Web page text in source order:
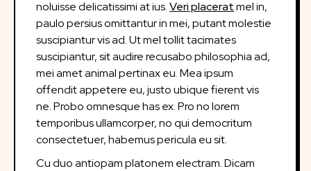
noluisse delicatissimi at ius.Veri placeratmel in,
paulo persius omittantur in mei, putant molestie
suscipiantur vis ad. Ut mel tollit tacimates
suscipiantur, sit audire recusabo philosophia ad,
mei amet animal pertinax eu. Mea ipsum
offendit appetere eu, justo ubique fierent vis
ne. Probo omnesque has ex. Pro no lorem
temporibus ullamcorper, no qui democritum
consectetuer, habemus pericula eu sit.
Cu duo antiopam platonem electram. Dicam